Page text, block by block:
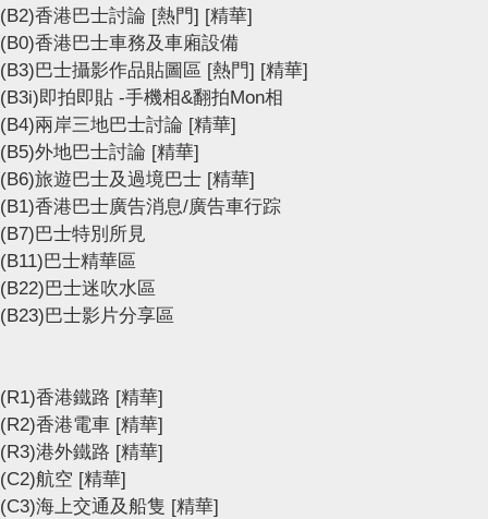
(B2)香港巴士討論 [熱門] [精華]
(B0)香港巴士車務及車廂設備
(B3)巴士攝影作品貼圖區 [熱門] [精華]
(B3i)即拍即貼 -手機相&翻拍Mon相
(B4)兩岸三地巴士討論 [精華]
(B5)外地巴士討論 [精華]
(B6)旅遊巴士及過境巴士 [精華]
(B1)香港巴士廣告消息/廣告車行踪
(B7)巴士特別所見
(B11)巴士精華區
(B22)巴士迷吹水區
(B23)巴士影片分享區
(R1)香港鐵路 [精華]
(R2)香港電車 [精華]
(R3)港外鐵路 [精華]
(C2)航空 [精華]
(C3)海上交通及船隻 [精華]